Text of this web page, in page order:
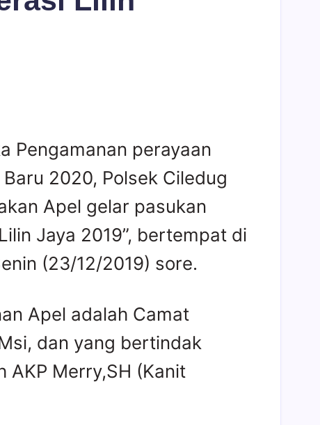
Pengamanan perayaan
2020, Polsek Ciledug
Apel gelar pasukan
Jaya 2019”, bertempat di
(23/12/2019) sore.
Apel adalah Camat
dan yang bertindak
AKP Merry,SH (Kanit